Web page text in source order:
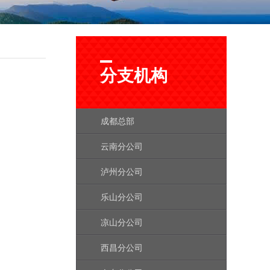
分支机构
成都总部
云南分公司
泸州分公司
乐山分公司
凉山分公司
西昌分公司